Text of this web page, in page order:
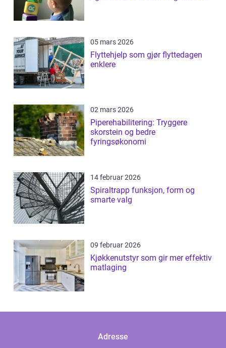
05 mars 2026
Flyttehjelp som gjør flyttedagen
enklere
02 mars 2026
Piperehabilitering: Tryggere
skorstein og bedre
fyringsøkonomi
14 februar 2026
Spiraltrapp funksjon, form og
smarte valg
09 februar 2026
Kjøkkenutstyr som gir mer effektiv
matlaging
Adresse